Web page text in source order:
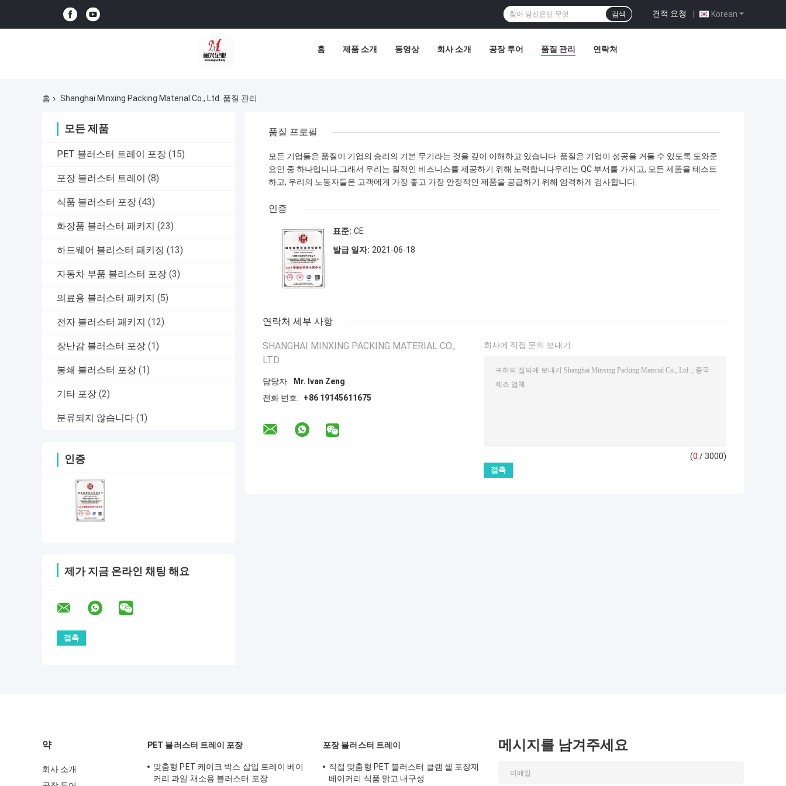
Korean
견적 요청 |
검색
홈 제품 소개 동영상 회사 소개 공장 투어 품질 관리 연락처
홈 Shanghai Minxing Packing Material Co., Ltd. 품질 관리
모든 제품
PET 블러스터 트레이 포장 (15)
포장 블러스터 트레이 (8)
식품 블러스터 포장 (43)
화장품 블러스터 패키지 (23)
하드웨어 블리스터 패키징 (13)
자동차 부품 블리스터 포장 (3)
의료용 블러스터 패키지 (5)
전자 블러스터 패키지 (12)
장난감 블러스터 포장 (1)
봉쇄 블러스터 포장 (1)
기타 포장 (2)
분류되지 않습니다 (1)
인증
제가 지금 온라인 채팅 해요
품질 프로필
모든 기업들은 품질이 기업의 승리의 기본 무기라는 것을 깊이 이해하고 있습니다. 품질은 기업이 성공을 거둘 수 있도록 도와준
요인 중 하나입니다.그래서 우리는 질적인 비즈니스를 제공하기 위해 노력합니다우리는 QC 부서를 가지고, 모든 제품을 테스트
하고, 우리의 노동자들은 고객에게 가장 좋고 가장 안정적인 제품을 공급하기 위해 엄격하게 검사합니다.
인증
표준: CE
발급 일자: 2021-06-18
연락처 세부 사항
SHANGHAI MINXING PACKING MATERIAL CO.,
LTD.
담당자:
Mr. Ivan Zeng
전화 번호:
+86 19145611675
회사에 직접 문의 보내기
(0 / 3000)
약
회사 소개
PET 블러스터 트레이 포장
맞춤형 PET 케이크 박스 삽입 트레이 베이
커리 과일 채소용 블러스터 포장
포장 블러스터 트레이
직접 맞춤형 PET 블러스터 클램 셸 포장재
베이커리 식품 맑고 내구성
메시지를 남겨주세요